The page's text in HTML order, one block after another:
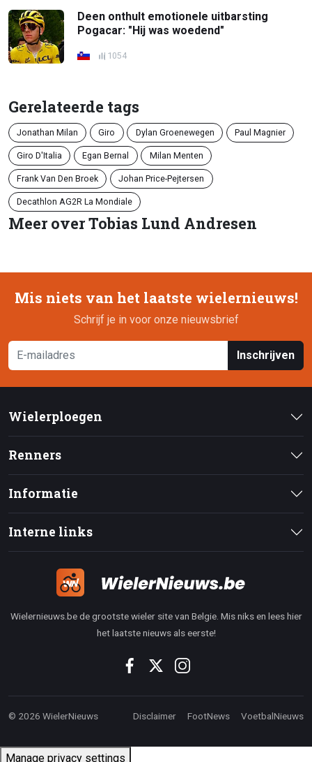
Deen onthult emotionele uitbarsting
Pogacar: "Hij was woedend"
1054
Gerelateerde tags
Jonathan Milan Giro Dylan Groenewegen Paul Magnier
Giro D'Italia Egan Bernal Milan Menten
Frank Van Den Broek Johan Price-Pejtersen
Decathlon AG2R La Mondiale
Meer over Tobias Lund Andresen
Mis niets van het laatste wielernieuws!
Schrijf je in voor onze nieuwsbrief
Inschrijven
Wielerploegen
Renners
Informatie
Interne links
Wielernieuws.be de grootste wieler site van Belgie. Mis niks en lees hier
het laatste nieuws als eerste!
© 2026 WielerNieuws Disclaimer FootNews VoetbalNieuws
Manage privacy settings